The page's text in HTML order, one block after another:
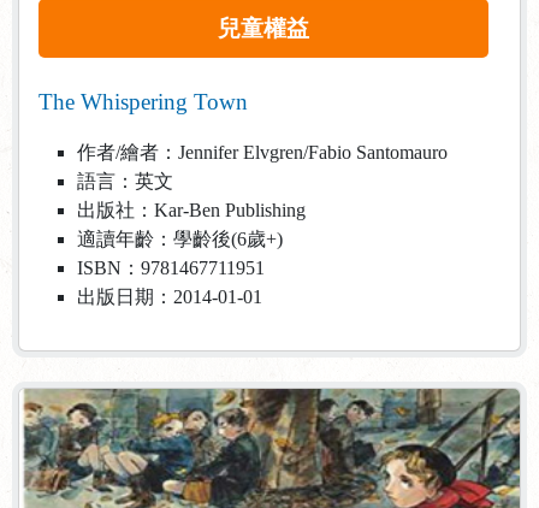
兒童權益
The Whispering Town
作者/繪者：Jennifer Elvgren/Fabio Santomauro
語言：英文
出版社：Kar-Ben Publishing
適讀年齡：學齡後(6歲+)
ISBN：9781467711951
出版日期：2014-01-01